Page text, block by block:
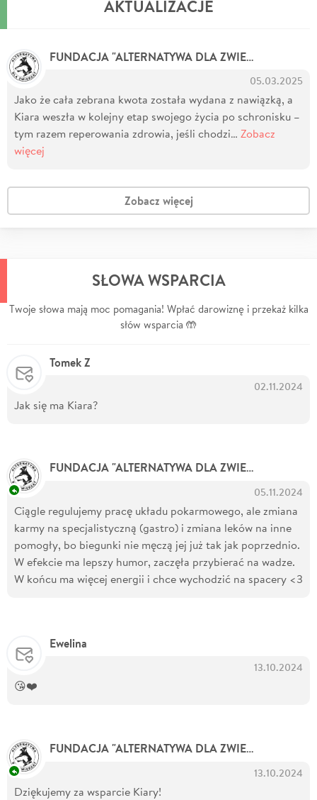
AKTUALIZACJE
FUNDACJA "ALTERNATYWA DLA ZWIERZĄT"
05.03.2025
Jako że cała zebrana kwota została wydana z nawiązką, a
Kiara weszła w kolejny etap swojego życia po schronisku –
tym razem reperowania zdrowia, jeśli chodzi… Zobacz
więcej
Zobacz więcej
SŁOWA WSPARCIA
Twoje słowa mają moc pomagania! Wpłać darowiznę i przekaż kilka
słów wsparcia 🤲
Tomek Z
02.11.2024
Jak się ma Kiara?
FUNDACJA "ALTERNATYWA DLA ZWIERZĄT"
05.11.2024
Ciągle regulujemy pracę układu pokarmowego, ale zmiana
karmy na specjalistyczną (gastro) i zmiana leków na inne
pomogły, bo biegunki nie męczą jej już tak jak poprzednio.
W efekcie ma lepszy humor, zaczęła przybierać na wadze.
W końcu ma więcej energii i chce wychodzić na spacery <3
Ewelina
13.10.2024
😘❤️
FUNDACJA "ALTERNATYWA DLA ZWIERZĄT"
13.10.2024
Dziękujemy za wsparcie Kiary!